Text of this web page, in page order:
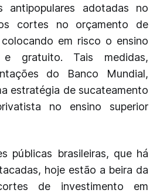
antipopulares adotadas no
cortes no orçamento de
em risco o ensino
e gratuito. Tais medidas,
do Banco Mundial,
estratégia de sucateamento
no ensino superior
públicas brasileiras, que há
hoje estão a beira da
de investimento em